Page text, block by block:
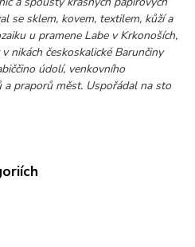
se sklem, kovem, textilem, kůží a
u pramene Labe v Krkonoších,
nikách českoskalické Barunčiny
údolí, venkovního
praporů měst. Uspořádal na sto